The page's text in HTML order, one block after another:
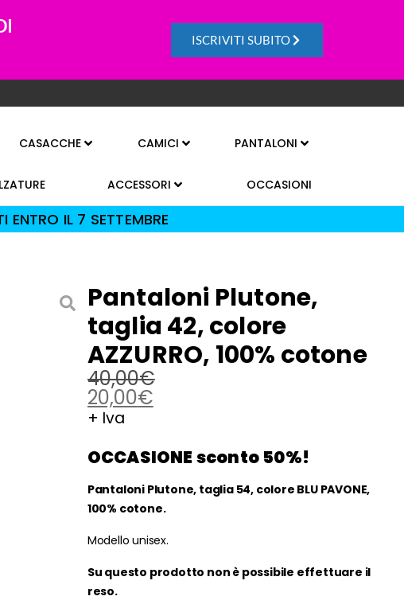
ISCRIVITI SUBITO
CASACCHE CAMICI PANTALONI
ACCESSORI OCCASIONI
ENTRO IL 7 SETTEMBRE
Pantaloni Plutone,
taglia 42, colore
AZZURRO, 100% cotone
40,00€
20,00€
+ Iva
OCCASIONE sconto 50%!
Pantaloni Plutone, taglia 54, colore BLU PAVONE,
100% cotone.
Modello unisex.
Su questo prodotto non è possibile effettuare il
reso.